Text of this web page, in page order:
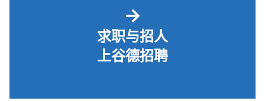
→
求职与招人
上谷德招聘